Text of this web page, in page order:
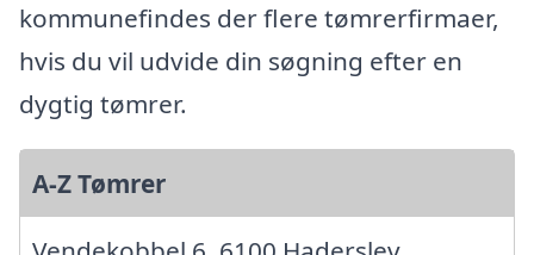
kommunefindes der flere tømrerfirmaer,
hvis du vil udvide din søgning efter en
dygtig tømrer.
A-Z Tømrer